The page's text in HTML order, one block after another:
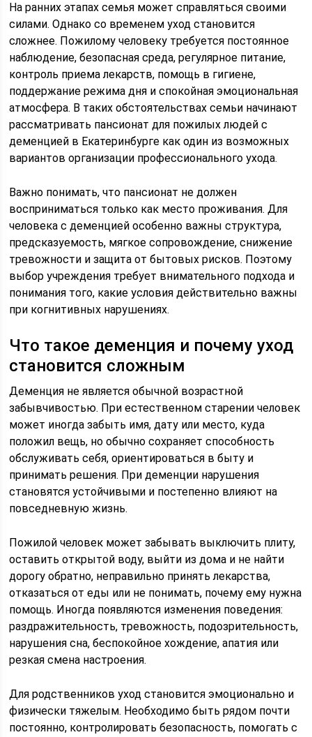
На ранних этапах семья может справляться своими
силами. Однако со временем уход становится
сложнее. Пожилому человеку требуется постоянное
наблюдение, безопасная среда, регулярное питание,
контроль приема лекарств, помощь в гигиене,
поддержание режима дня и спокойная эмоциональная
атмосфера. В таких обстоятельствах семьи начинают
рассматривать пансионат для пожилых людей с
деменцией в Екатеринбурге как один из возможных
вариантов организации профессионального ухода.
Важно понимать, что пансионат не должен
восприниматься только как место проживания. Для
человека с деменцией особенно важны структура,
предсказуемость, мягкое сопровождение, снижение
тревожности и защита от бытовых рисков. Поэтому
выбор учреждения требует внимательного подхода и
понимания того, какие условия действительно важны
при когнитивных нарушениях.
Что такое деменция и почему уход
становится сложным
Деменция не является обычной возрастной
забывчивостью. При естественном старении человек
может иногда забыть имя, дату или место, куда
положил вещь, но обычно сохраняет способность
обслуживать себя, ориентироваться в быту и
принимать решения. При деменции нарушения
становятся устойчивыми и постепенно влияют на
повседневную жизнь.
Пожилой человек может забывать выключить плиту,
оставить открытой воду, выйти из дома и не найти
дорогу обратно, неправильно принять лекарства,
отказаться от еды или не понимать, почему ему нужна
помощь. Иногда появляются изменения поведения:
раздражительность, тревожность, подозрительность,
нарушения сна, беспокойное хождение, апатия или
резкая смена настроения.
Для родственников уход становится эмоционально и
физически тяжелым. Необходимо быть рядом почти
постоянно, контролировать безопасность, помогать с